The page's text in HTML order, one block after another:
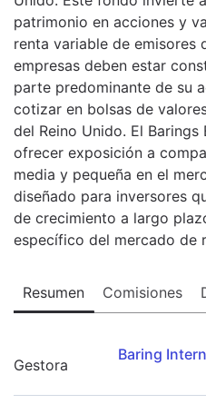
patrimonio en acciones y
renta variable de emisores
empresas deben estar
parte predominante de su
cotizar en bolsas de
del Reino Unido. El Barings
ofrecer exposición a
media y pequeña en el
diseñado para inversores
de crecimiento a largo
específico del mercado de
Resumen Comisiones
Gestora
Baring